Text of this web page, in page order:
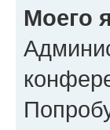
Моего